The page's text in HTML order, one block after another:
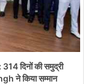
दिनों की समुद्री
ने किया सम्मान